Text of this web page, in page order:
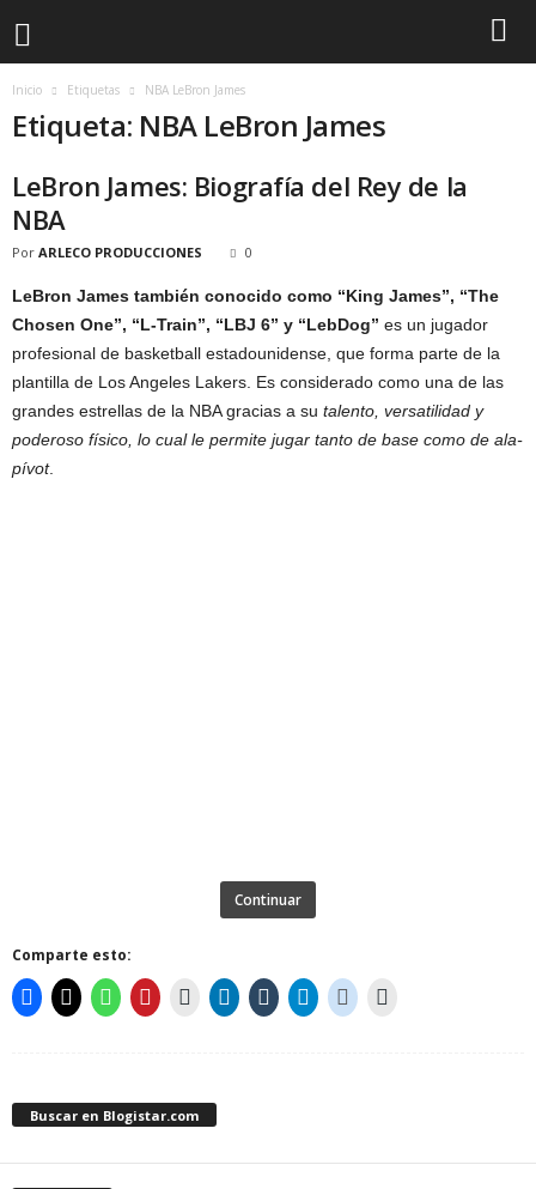
Inicio Etiquetas NBA LeBron James
Etiqueta: NBA LeBron James
LeBron James: Biografía del Rey de la
NBA
Por ARLECO PRODUCCIONES 0
LeBron James también conocido como “King James”, “The
Chosen One”, “L-Train”, “LBJ 6” y “LebDog” es un jugador
profesional de basketball estadounidense, que forma parte de la
plantilla de Los Angeles Lakers. Es considerado como una de las
grandes estrellas de la NBA gracias a su talento, versatilidad y
poderoso físico, lo cual le permite jugar tanto de base como de ala-
pívot.
Continuar
Comparte esto:
Buscar en Blogistar.com